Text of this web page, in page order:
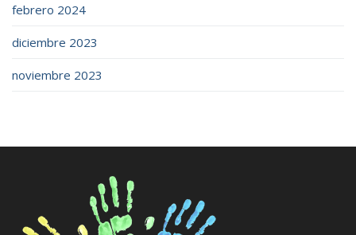
febrero 2024
diciembre 2023
noviembre 2023